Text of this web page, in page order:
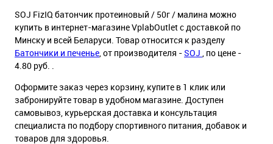
SOJ FizIQ батончик протеиновый / 50г / малина можно
купить в интернет-магазине VplabOutlet с доставкой по
Минску и всей Беларуси. Товар относится к разделу
Батончики и печенье, от производителя -SOJ , по цене -
4.80 руб. .
Оформите заказ через корзину, купите в 1 клик или
забронируйте товар в удобном магазине. Доступен
самовывоз, курьерская доставка и консультация
специалиста по подбору спортивного питания, добавок и
товаров для здоровья.